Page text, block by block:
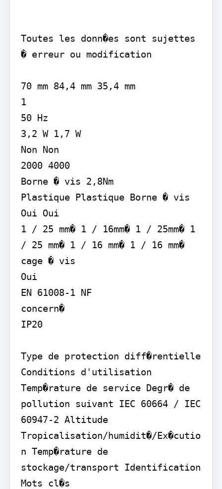
Toutes les donn�es sont sujettes
� erreur ou modification
70 mm 84,4 mm 35,4 mm
1
50 Hz
3,2 W 1,7 W
Non Non
2000 4000
Borne � vis 2,8Nm
Plastique Plastique Borne � vis
Oui Oui
1 / 25 mm� 1 / 16mm� 1 / 25mm� 1
/ 25 mm� 1 / 16 mm� 1 / 16 mm�
cage � vis
Oui
EN 61008-1 NF
concern�
IP20
Type de protection diff�rentielle
Conditions d'utilisation
Temp�rature de service Degr� de
pollution suivant IEC 60664 / IEC
60947-2 Altitude
Tropicalisation/humidit�/Ex�cutio
n Temp�rature de
stockage/transport Identification
Mots cl�s